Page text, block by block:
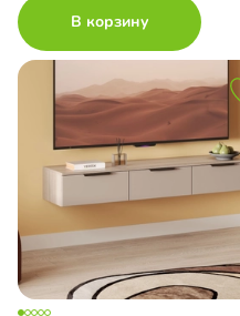
В корзину